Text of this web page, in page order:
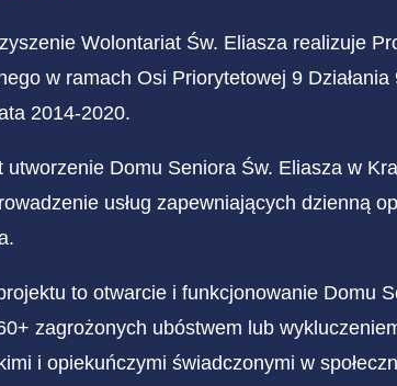
Wolontariat Św. Eliasza realizuje
w ramach Osi Priorytetowej 9
2014-2020.
utworzenie Domu Seniora Św. Eliasza w
usług zapewniających dzienną
to otwarcie i funkcjonowanie Domu
zagrożonych ubóstwem lub
i opiekuńczymi świadczonymi w